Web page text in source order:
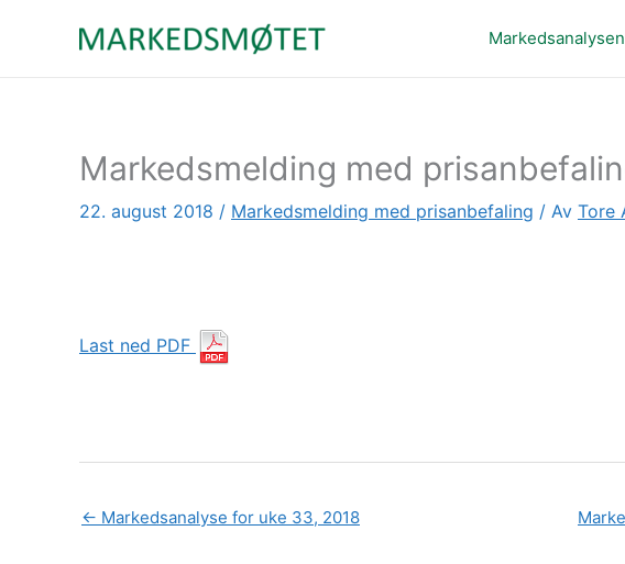
Markedsanalysen
Markedsmelding med
22. august 2018 / Markedsmelding med prisanbefaling / Av Tore
Last ned PDF
← Markedsanalyse for uke 33, 2018